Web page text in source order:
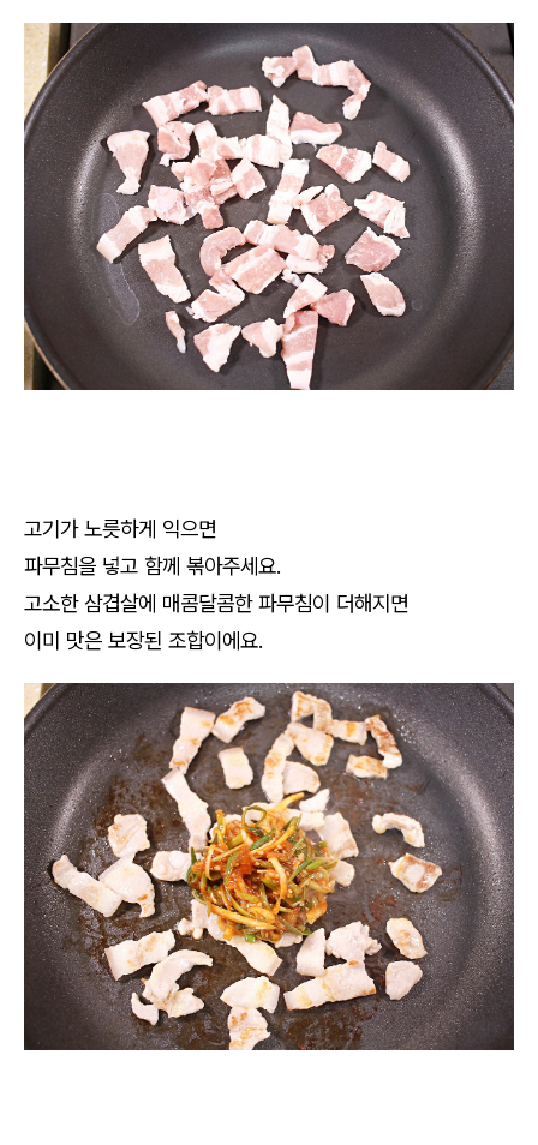
고기가 노릇하게 익으면
파무침을 넣고 함께 볶아주세요.
고소한 삼겹살에 매콤달콤한 파무침이 더해지면
이미 맛은 보장된 조합이에요.